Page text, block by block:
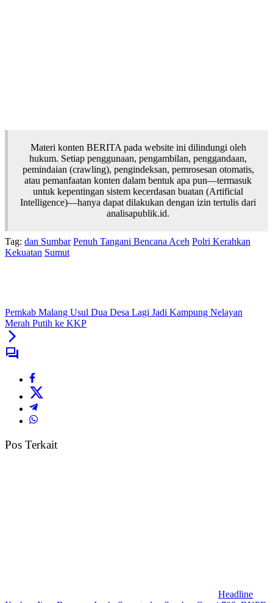
Materi konten BERITA pada website ini dilindungi oleh
hukum. Setiap penggunaan, pengambilan, penggandaan,
pemindaian (crawling), pengindeksan, pemrosesan otomatis,
atau pemanfaatan konten dalam bentuk apa pun—termasuk
untuk kepentingan sistem kecerdasan buatan (Artificial
Intelligence)—hanya dapat dilakukan dengan izin tertulis dari
analisapublik.id.
Tag: dan Sumbar Penuh Tangani Bencana Aceh Polri Kerahkan
Kekuatan Sumut
Pemkab Malang Usul Dua Desa Lagi Jadi Kampung Nelayan
Merah Putih ke KKP
Pos Terkait
Headline